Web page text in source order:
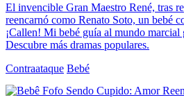
El invencible Gran Maestro René, tras
reencarnó como Renato Soto, un bebé
¡Callen! Mi bebé guía al mundo marcial
Descubre más dramas populares.
Contraataque Bebé